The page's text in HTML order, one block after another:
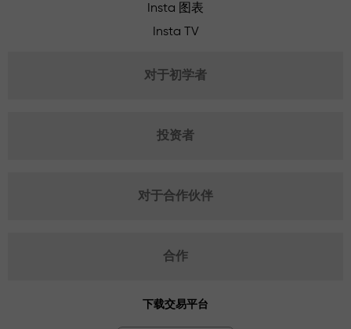
Insta 图表
Insta TV
对于初学者
投资者
对于合作伙伴
合作
下载交易平台